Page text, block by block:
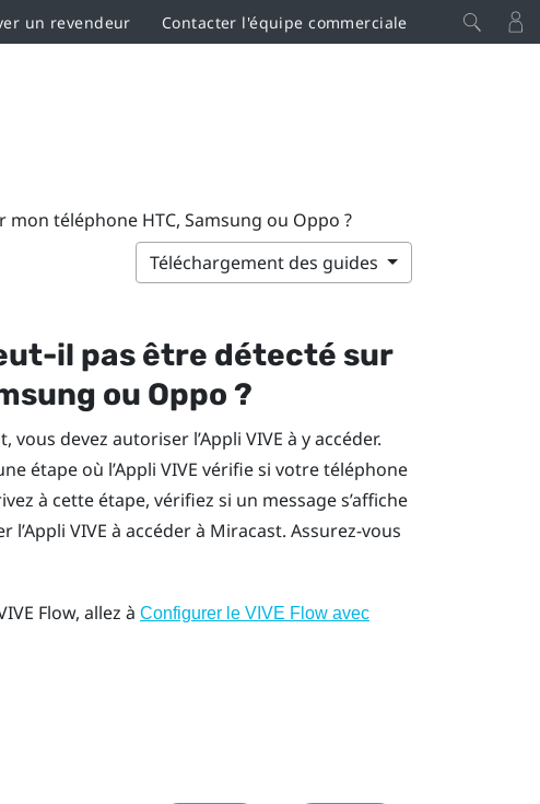
un revendeur Contacter l'équipe commerciale
téléphone HTC, Samsung ou Oppo ?
Téléchargement des guides
il pas être détecté sur
ou Oppo ?
, vous devez autoriser l’Appli VIVE à y accéder.
étape où l’Appli VIVE vérifie si votre téléphone
à cette étape, vérifiez si un message s’affiche
l’Appli VIVE à accéder à Miracast. Assurez-vous
Flow, allez à Configurer le VIVE Flow avec